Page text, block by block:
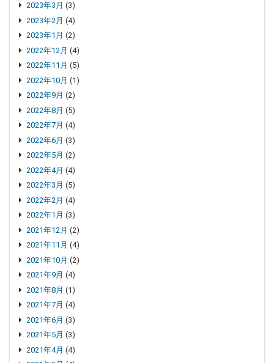
2023年3月 (3)
2023年2月 (4)
2023年1月 (2)
2022年12月 (4)
2022年11月 (5)
2022年10月 (1)
2022年9月 (2)
2022年8月 (5)
2022年7月 (4)
2022年6月 (3)
2022年5月 (2)
2022年4月 (4)
2022年3月 (5)
2022年2月 (4)
2022年1月 (3)
2021年12月 (2)
2021年11月 (4)
2021年10月 (2)
2021年9月 (4)
2021年8月 (1)
2021年7月 (4)
2021年6月 (3)
2021年5月 (3)
2021年4月 (4)